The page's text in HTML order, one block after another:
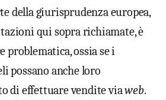
della giurisprudenza europea,
qui sopra richiamate, è
problematica, ossia se i
possano anche loro
di effettuare vendite viaweb.